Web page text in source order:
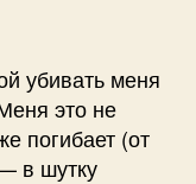
убивать меня
это не
погибает (от
в шутку